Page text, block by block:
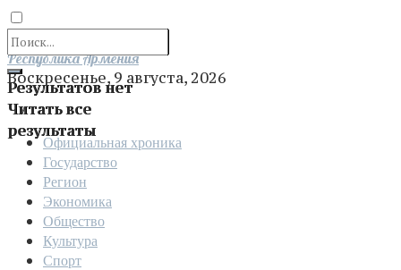
Результатов нет
Читать все
результаты
Отправить
Республика Армения
Воскресенье, 9 августа, 2026
Официальная хроника
Государство
Регион
Экономика
Общество
Культура
Спорт